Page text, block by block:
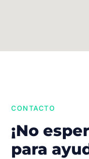
CONTACTO
¡No
para